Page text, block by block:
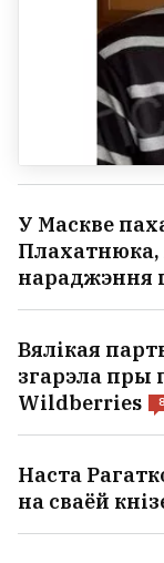
У Маскве
Плахатнюка,
нараджэння
Вялікая
згарэла пры
Wildberries
8
Наста
на сваёй